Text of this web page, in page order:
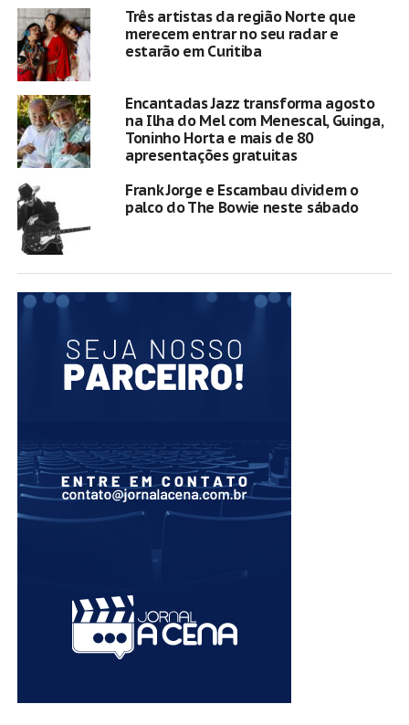
Três artistas da região Norte que
merecem entrar no seu radar e
estarão em Curitiba
Encantadas Jazz transforma agosto
na Ilha do Mel com Menescal, Guinga,
Toninho Horta e mais de 80
apresentações gratuitas
Frank Jorge e Escambau dividem o
palco do The Bowie neste sábado